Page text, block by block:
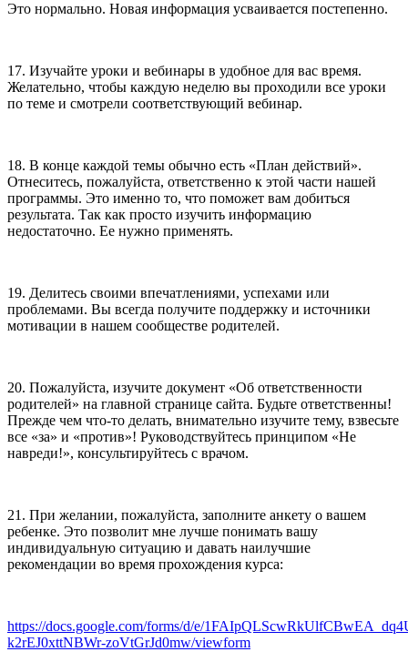
Это нормально. Новая информация усваивается постепенно.
17. Изучайте уроки и вебинары в удобное для вас время.
Желательно, чтобы каждую неделю вы проходили все уроки
по теме и смотрели соответствующий вебинар.
18. В конце каждой темы обычно есть «План действий».
Отнеситесь, пожалуйста, ответственно к этой части нашей
программы. Это именно то, что поможет вам добиться
результата. Так как просто изучить информацию
недостаточно. Ее нужно применять.
19. Делитесь своими впечатлениями, успехами или
проблемами. Вы всегда получите поддержку и источники
мотивации в нашем сообществе родителей.
20. Пожалуйста, изучите документ «Об ответственности
родителей» на главной странице сайта. Будьте ответственны!
Прежде чем что-то делать, внимательно изучите тему, взвесьте
все «за» и «против»! Руководствуйтесь принципом «Не
навреди!», консультируйтесь с врачом.
21. При желании, пожалуйста, заполните анкету о вашем
ребенке. Это позволит мне лучше понимать вашу
индивидуальную ситуацию и давать наилучшие
рекомендации во время прохождения курса:
https://docs.google.com/forms/d/e/
k2rEJ0xttNBWr-zoVtGrJd0mw/viewform